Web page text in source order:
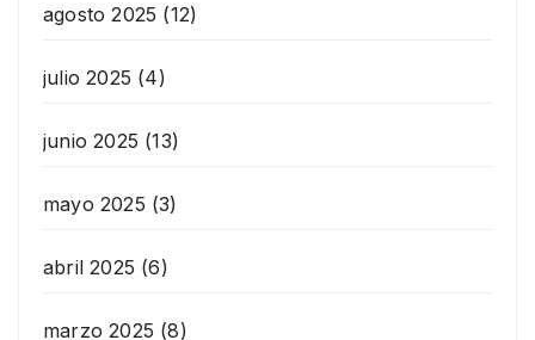
agosto 2025 (12)
julio 2025 (4)
junio 2025 (13)
mayo 2025 (3)
abril 2025 (6)
marzo 2025 (8)